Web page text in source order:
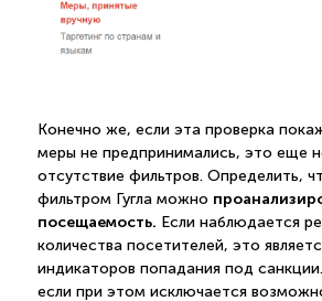
Конечно же, если эта проверка
меры не предпринимались, это еще
отсутствие фильтров. Определить,
фильтром Гугла можно
посещаемость. Если наблюдается
количества посетителей, это
индикаторов попадания под
если при этом исключается